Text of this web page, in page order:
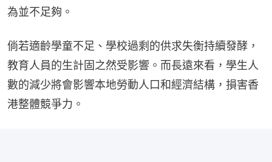
為並不足夠。
倘若適齡學童不足、學校過剩的供求失衡持續發酵，
教育人員的生計固之然受影響。而長遠來看，學生人
數的減少將會影響本地勞動人口和經濟結構，損害香
港整體競爭力。